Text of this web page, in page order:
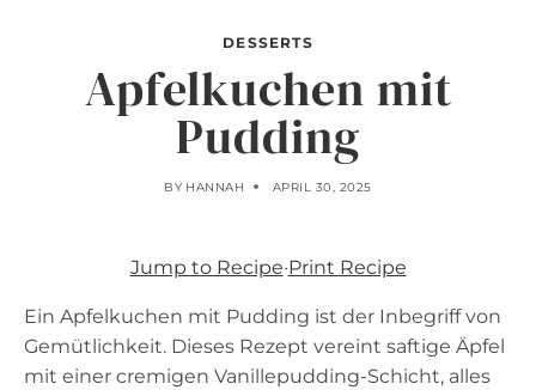
DESSERTS
Apfelkuchen mit
Pudding
BY HANNAH APRIL 30, 2025
Jump to Recipe·Print Recipe
Ein Apfelkuchen mit Pudding ist der Inbegriff von
Gemütlichkeit. Dieses Rezept vereint saftige Äpfel
mit einer cremigen Vanillepudding-Schicht, alles